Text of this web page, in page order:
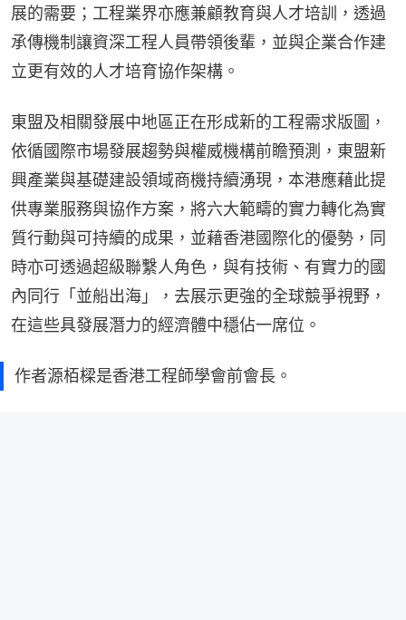
展的需要；工程業界亦應兼顧教育與人才培訓，透過
承傳機制讓資深工程人員帶領後輩，並與企業合作建
立更有效的人才培育協作架構。
東盟及相關發展中地區正在形成新的工程需求版圖，
依循國際市場發展趨勢與權威機構前瞻預測，東盟新
興產業與基礎建設領域商機持續湧現，本港應藉此提
供專業服務與協作方案，將六大範疇的實力轉化為實
質行動與可持續的成果，並藉香港國際化的優勢，同
時亦可透過超級聯繫人角色，與有技術、有實力的國
內同行「並船出海」，去展示更強的全球競爭視野，
在這些具發展潛力的經濟體中穩佔一席位。
作者源栢樑是香港工程師學會前會長。